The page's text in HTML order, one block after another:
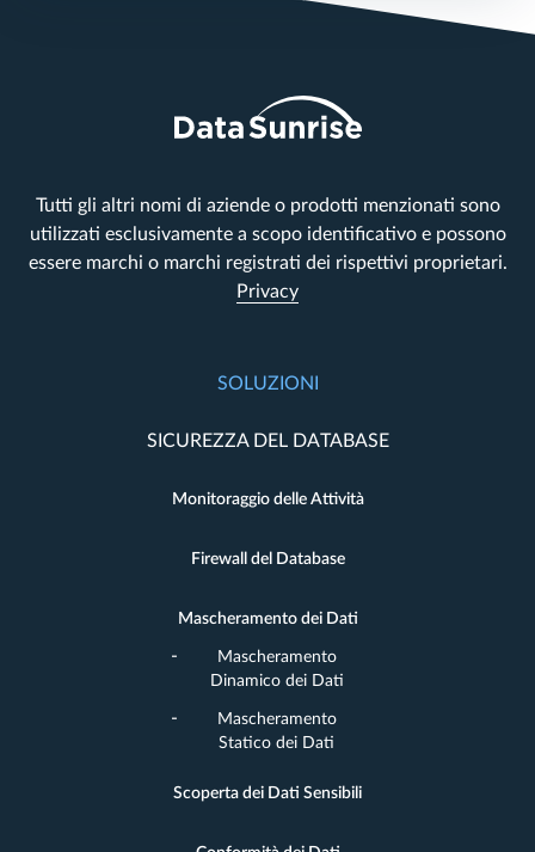
Tutti gli altri nomi di aziende o prodotti menzionati sono
utilizzati esclusivamente a scopo identificativo e possono
essere marchi o marchi registrati dei rispettivi proprietari.
Privacy
SOLUZIONI
SICUREZZA DEL DATABASE
Monitoraggio delle Attività
Firewall del Database
Mascheramento dei Dati
Mascheramento
Dinamico dei Dati
Mascheramento
Statico dei Dati
Scoperta dei Dati Sensibili